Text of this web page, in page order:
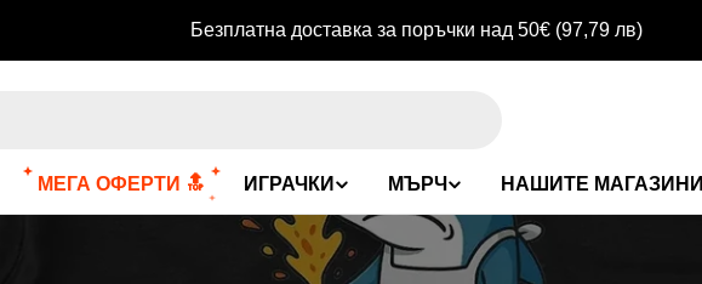
Безплатна доставка за поръчки над 50€ (97,79 лв)
МЕГА ОФЕРТИ 🔝 ИГРАЧКИ МЪРЧ НАШИТЕ МАГАЗИНИ